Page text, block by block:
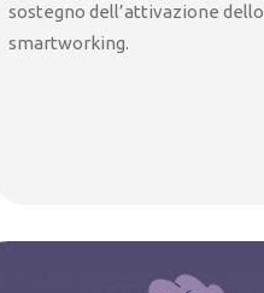
sostegno dell’attivazione dello
smartworking.